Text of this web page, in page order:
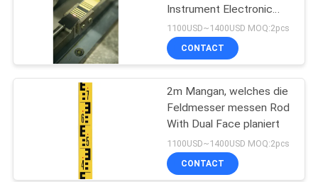
Tribrach-Adapter
Instrument Electronic
Digital Level Topcon DL-
101C/102C
1100USD~1400USD MOQ:2pcs
CONTACT
2m Mangan, welches die
Feldmesser messen Rod
With Dual Face planiert
1100USD~1400USD MOQ:2pcs
CONTACT